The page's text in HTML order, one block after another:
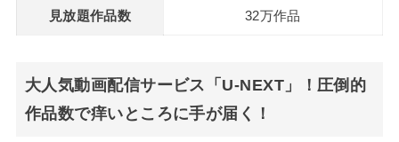
見放題作品数 32万作品
大人気動画配信サービス「U-NEXT」！圧倒的
作品数で痒いところに手が届く！